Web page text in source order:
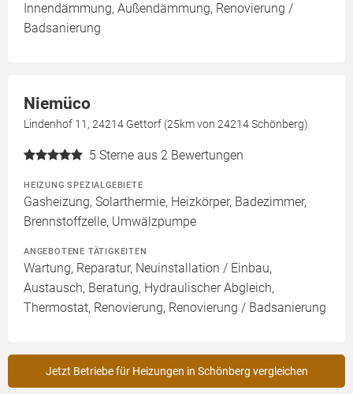
Innendämmung, Außendämmung, Renovierung /
Badsanierung
Niemüco
Lindenhof 11, 24214 Gettorf (25km von 24214 Schönberg)
5 Sterne aus 2 Bewertungen
HEIZUNG SPEZIALGEBIETE
Gasheizung, Solarthermie, Heizkörper, Badezimmer,
Brennstoffzelle, Umwälzpumpe
ANGEBOTENE TÄTIGKEITEN
Wartung, Reparatur, Neuinstallation / Einbau,
Austausch, Beratung, Hydraulischer Abgleich,
Thermostat, Renovierung, Renovierung / Badsanierung
Jetzt Betriebe für Heizungen in Schönberg vergleichen